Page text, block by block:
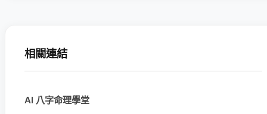
相關連結
AI 八字命理學堂